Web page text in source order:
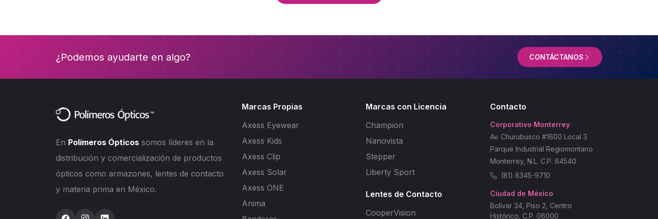
¿Podemos ayudarte en algo? CONTÁCTANOS
En Polímeros Ópticos somos líderes en la
distribución y comercialización de productos
ópticos como armazones, lentes de contacto
y materia prima en México.
Marcas Propias
Axess Eyewear
Axess Kids
Axess Clip
Axess Solar
Axess ONE
Anima
Marcas con Licencia
Champion
Nanovista
Stepper
Liberty Sport
Lentes de Contacto
CooperVision
Contacto
Corporativo Monterrey
Av. Churubusco #1600 Local 3
Parque Industrial Regiomontano
Monterrey, N.L. C.P. 64540
(81) 8345-9710
Ciudad de México
Bolívar 34, Piso 2, Centro
Histórico, C.P. 06000